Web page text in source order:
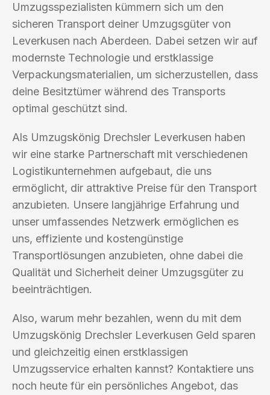
Umzugsspezialisten kümmern sich um den
sicheren Transport deiner Umzugsgüter von
Leverkusen nach Aberdeen. Dabei setzen wir auf
modernste Technologie und erstklassige
Verpackungsmaterialien, um sicherzustellen, dass
deine Besitztümer während des Transports
optimal geschützt sind.
Als Umzugskönig Drechsler Leverkusen haben
wir eine starke Partnerschaft mit verschiedenen
Logistikunternehmen aufgebaut, die uns
ermöglicht, dir attraktive Preise für den Transport
anzubieten. Unsere langjährige Erfahrung und
unser umfassendes Netzwerk ermöglichen es
uns, effiziente und kostengünstige
Transportlösungen anzubieten, ohne dabei die
Qualität und Sicherheit deiner Umzugsgüter zu
beeinträchtigen.
Also, warum mehr bezahlen, wenn du mit dem
Umzugskönig Drechsler Leverkusen Geld sparen
und gleichzeitig einen erstklassigen
Umzugsservice erhalten kannst? Kontaktiere uns
noch heute für ein persönliches Angebot, das